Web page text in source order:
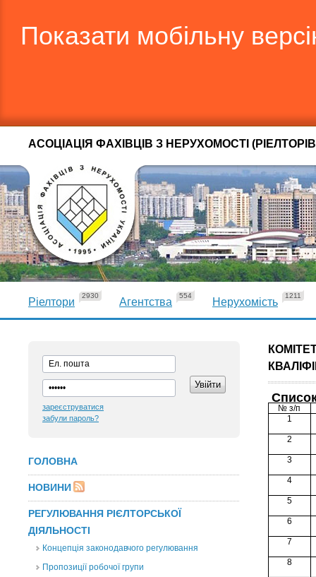
Показати мобільну
АСОЦІАЦІЯ ФАХІВЦІВ З НЕРУХОМОСТІ
Ріелтори
2930
Агентства
554
Нерухомість
1211
зареєструватися
забули пароль?
ГОЛОВНА
НОВИНИ
РЕГУЛЮВАННЯ РІЄЛТОРСЬКОЇ
ДІЯЛЬНОСТІ
Концепція законодавчого регулювання
Пропозиції робочої групи
№ з/п
1
2
3
4
5
6
7
8